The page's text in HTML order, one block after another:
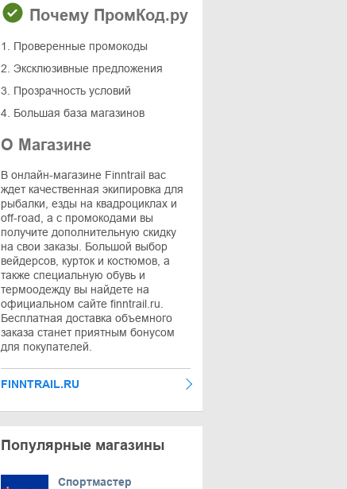
Почему ПромКод.ру
1. Проверенные промокоды
2. Эксклюзивные предложения
3. Прозрачность условий
4. Большая база магазинов
О Магазине
В онлайн-магазине Finntrail вас
ждет качественная экипировка для
рыбалки, езды на квадроциклах и
off-road, а с промокодами вы
получите дополнительную скидку
на свои заказы. Большой выбор
вейдерсов, курток и костюмов, а
также специальную обувь и
термоодежду вы найдете на
официальном сайте finntrail.ru.
Бесплатная доставка объемного
заказа станет приятным бонусом
для покупателей.
FINNTRAIL.RU
Популярные магазины
Спортмастер